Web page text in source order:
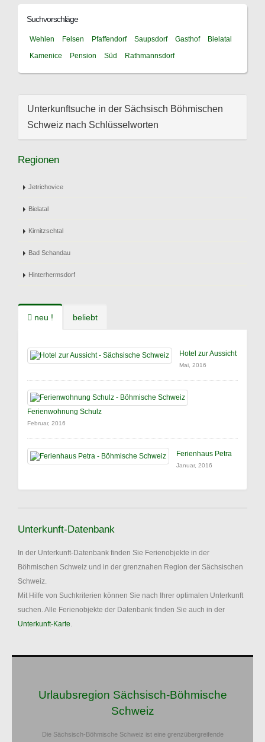
Suchvorschläge
Wehlen Felsen Pfaffendorf Saupsdorf Gasthof
Bielatal
Kamenice
Pension Süd Rathmannsdorf
Unterkunftsuche in der Sächsisch Böhmischen
Schweiz nach Schlüsselworten
Regionen
Jetrichovice
Bielatal
Kirnitzschtal
Bad Schandau
Hinterhermsdorf
neu ! beliebt
Hotel zur Aussicht
Mai, 2016
Ferienwohnung Schulz
Februar, 2016
Ferienhaus Petra
Januar, 2016
Unterkunft-Datenbank
In der Unterkunft-Datenbank finden Sie Ferienobjekte in der
Böhmischen Schweiz und in der grenznahen Region der Sächsischen
Schweiz.
Mit Hilfe von Suchkriterien können Sie nach Ihrer optimalen Unterkunft
suchen. Alle Ferienobjekte der Datenbank finden Sie auch in der
Unterkunft-Karte.
Urlaubsregion Sächsisch-Böhmische
Schweiz
Die Sächsisch-Böhmische Schweiz ist eine grenzübergreifende